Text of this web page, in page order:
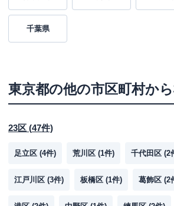
千葉県
東京都の他の市区町村か
23区 (47件)
足立区 (4件) 荒川区 (1件) 千代田区 (2
江戸川区 (3件) 板橋区 (1件) 葛飾区 (2